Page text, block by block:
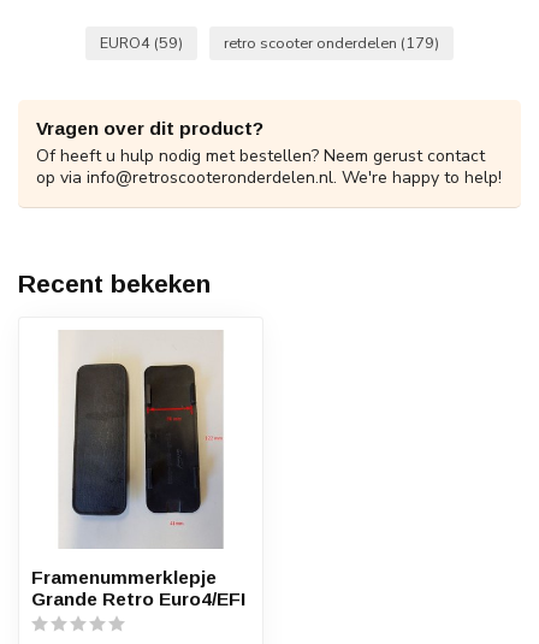
EURO4 (59) retro scooter onderdelen (179)
Vragen over dit product?
Of heeft u hulp nodig met bestellen? Neem gerust contact
op via info@retroscooteronderdelen.nl. We're happy to help!
Recent bekeken
Framenummerklepje
Grande Retro Euro4/EFI